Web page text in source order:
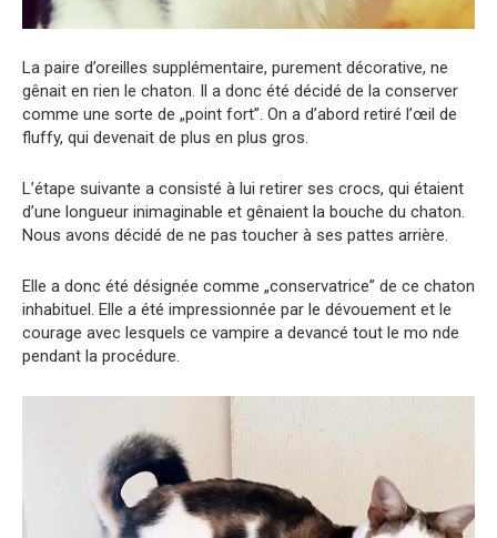
La paire d’oreilles supplémentaire, purement décorative, ne
gênait en rien le chaton. Il a donc été décidé de la conserver
comme une sorte de „point fort”. On a d’abord retiré l’œil de
fluffy, qui devenait de plus en plus gros.
L’étape suivante a consisté à lui retirer ses crocs, qui étaient
d’une longueur inimaginable et gênaient la bouche du chaton.
Nous avons décidé de ne pas toucher à ses pattes arrière.
Elle a donc été désignée comme „conservatrice” de ce chaton
inhabituel. Elle a été impressionnée par le dévouement et le
courage avec lesquels ce vampire a devancé tout le mo nde
pendant la procédure.